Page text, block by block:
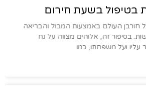
בטיפול בשעת חירום
העולם באמצעות המבול והבריאה
בסיפור זה, אלוהים מצווה על נח
עליו ועל משפחתו, כמו